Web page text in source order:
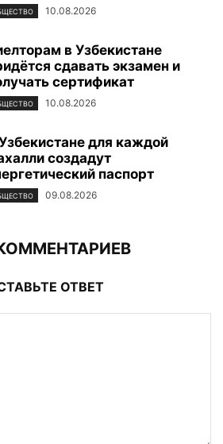
10.08.2026
в Узбекистане
сдавать экзамен и
сертификат
10.08.2026
для каждой
создадут
паспорт
09.08.2026
ОТВЕТ